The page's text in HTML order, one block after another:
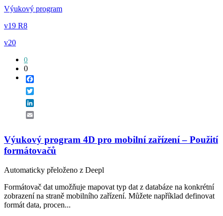
Výukový program
v19 R8
v20
0
0
Výukový program 4D pro mobilní zařízení – Použití
formátovačů
Automaticky přeloženo z Deepl
Formátovač dat umožňuje mapovat typ dat z databáze na konkrétní
zobrazení na straně mobilního zařízení. Můžete například definovat
formát data, procen...